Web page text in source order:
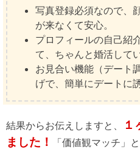
写真登録必須なので、
が来なくて安心。
プロフィールの自己紹
て、ちゃんと婚活して
お見合い機能（デート
げで、簡単にデートに
結果からお伝えしますと、
１
ました！
「価値観マッチ」